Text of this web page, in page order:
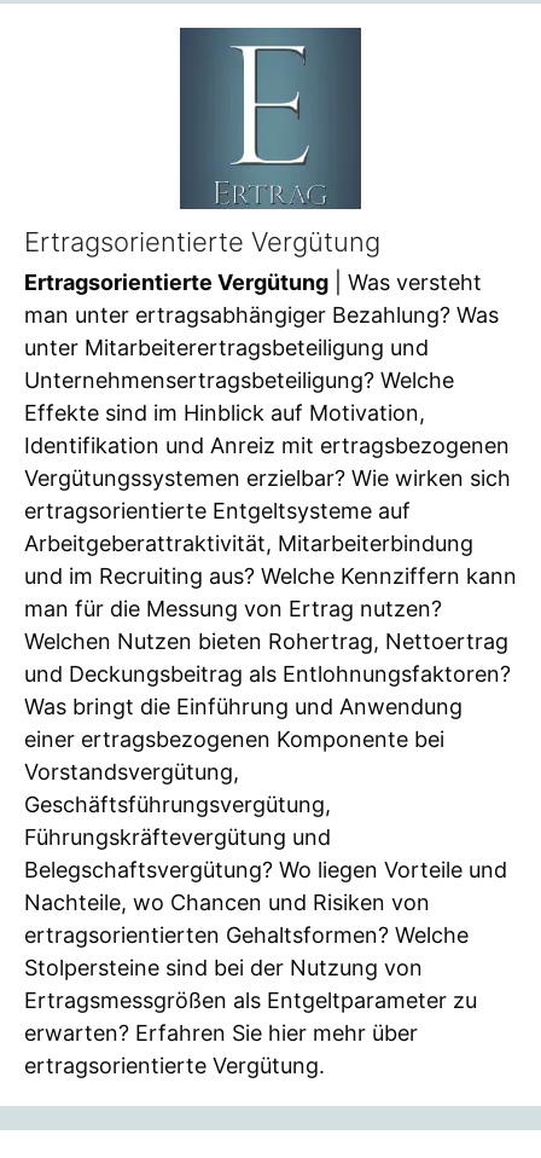
Ertragsorientierte Vergütung
Ertragsorientierte Vergütung | Was versteht
man unter ertragsabhängiger Bezahlung? Was
unter Mitarbeiterertragsbeteiligung und
Unternehmensertragsbeteiligung? Welche
Effekte sind im Hinblick auf Motivation,
Identifikation und Anreiz mit ertragsbezogenen
Vergütungssystemen erzielbar? Wie wirken sich
ertragsorientierte Entgeltsysteme auf
Arbeitgeberattraktivität, Mitarbeiterbindung
und im Recruiting aus? Welche Kennziffern kann
man für die Messung von Ertrag nutzen?
Welchen Nutzen bieten Rohertrag, Nettoertrag
und Deckungsbeitrag als Entlohnungsfaktoren?
Was bringt die Einführung und Anwendung
einer ertragsbezogenen Komponente bei
Vorstandsvergütung,
Geschäftsführungsvergütung,
Führungskräftevergütung und
Belegschaftsvergütung? Wo liegen Vorteile und
Nachteile, wo Chancen und Risiken von
ertragsorientierten Gehaltsformen? Welche
Stolpersteine sind bei der Nutzung von
Ertragsmessgrößen als Entgeltparameter zu
erwarten? Erfahren Sie hier mehr über
ertragsorientierte Vergütung.